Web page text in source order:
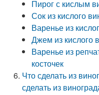
Пирог с кислым
Сок из кислого
Варенье из
Джем из кислого
Варенье из
косточек
Что сделать из
сделать из